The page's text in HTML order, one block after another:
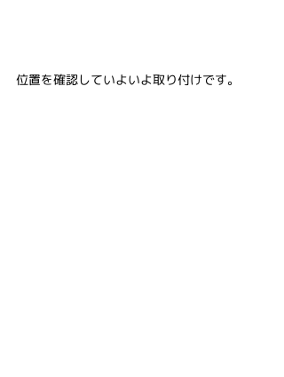
位置を確認していよいよ取り付けです。